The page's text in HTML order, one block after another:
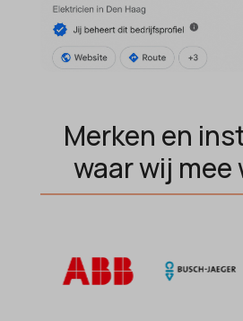
Merken en
waar wij mee
snconsent
ssm_au_c
twCookieConsent